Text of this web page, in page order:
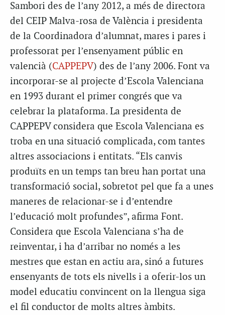
Sambori des de l’any 2012, a més de directora
del CEIP Malva-rosa de València i presidenta
de la Coordinadora d’alumnat, mares i pares i
professorat per l’ensenyament públic en
valencià (CAPPEPV) des de l’any 2006. Font va
incorporar-se al projecte d’Escola Valenciana
en 1993 durant el primer congrés que va
celebrar la plataforma. La presidenta de
CAPPEPV considera que Escola Valenciana es
troba en una situació complicada, com tantes
altres associacions i entitats. “Els canvis
produïts en un temps tan breu han portat una
transformació social, sobretot pel que fa a unes
maneres de relacionar-se i d’entendre
l’educació molt profundes”, afirma Font.
Considera que Escola Valenciana s’ha de
reinventar, i ha d’arribar no només a les
mestres que estan en actiu ara, sinó a futures
ensenyants de tots els nivells i a oferir-los un
model educatiu convincent on la llengua siga
el fil conductor de molts altres àmbits.